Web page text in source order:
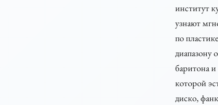
институт
узнают
по
диапазону
баритона
которой
диско,